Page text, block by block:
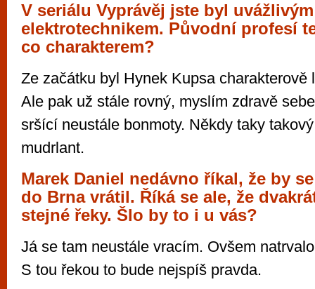
V seriálu Vyprávěj jste byl uvážlivým
elektrotechnikem. Původní profesí
co charakterem?
Ze začátku byl Hynek Kupsa charakterově
Ale pak už stále rovný, myslím zdravě
sršící neustále bonmoty. Někdy taky
mudrlant.
Marek Daniel nedávno říkal, že by
do Brna vrátil. Říká se ale, že
stejné řeky. Šlo by to i u vás?
Já se tam neustále vracím. Ovšem
S tou řekou to bude nejspíš pravda.